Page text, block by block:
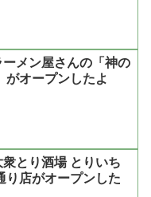
ーメン屋さんの「神の
がオープンしたよ
衆とり酒場 とりいち
り店がオープンした